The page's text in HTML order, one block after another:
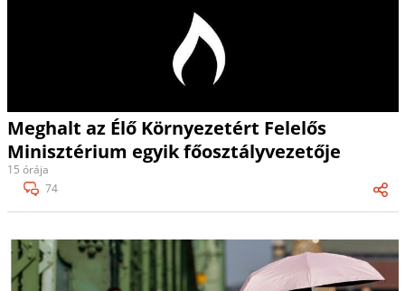
Meghalt az Élő Környezetért Felelős
Minisztérium egyik főosztályvezetője
15 órája
74